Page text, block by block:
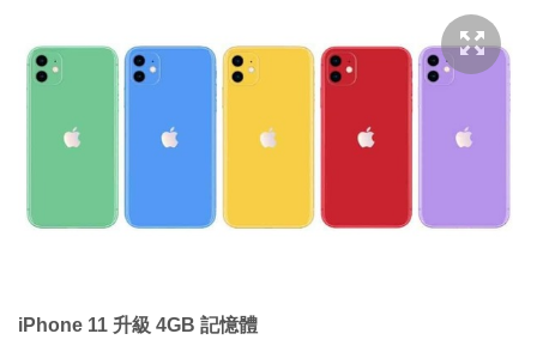
iPhone 11 升級 4GB 記憶體